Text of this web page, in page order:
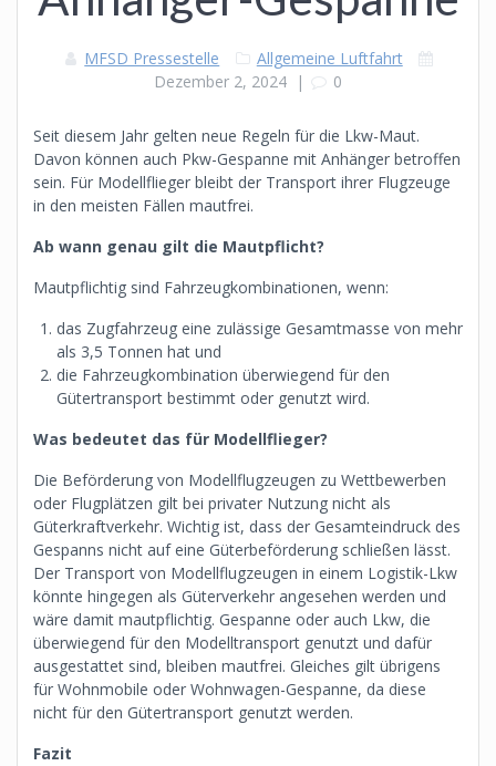
MFSD Pressestelle
Allgemeine Luftfahrt
Dezember 2, 2024 | 0
Seit diesem Jahr gelten neue Regeln für die Lkw-Maut.
Davon können auch Pkw-Gespanne mit Anhänger betroffen
sein. Für Modellflieger bleibt der Transport ihrer Flugzeuge
in den meisten Fällen mautfrei.
Ab wann genau gilt die Mautpflicht?
Mautpflichtig sind Fahrzeugkombinationen, wenn:
das Zugfahrzeug eine zulässige Gesamtmasse von mehr
als 3,5 Tonnen hat und
die Fahrzeugkombination überwiegend für den
Gütertransport bestimmt oder genutzt wird.
Was bedeutet das für Modellflieger?
Die Beförderung von Modellflugzeugen zu Wettbewerben
oder Flugplätzen gilt bei privater Nutzung nicht als
Güterkraftverkehr. Wichtig ist, dass der Gesamteindruck des
Gespanns nicht auf eine Güterbeförderung schließen lässt.
Der Transport von Modellflugzeugen in einem Logistik-Lkw
könnte hingegen als Güterverkehr angesehen werden und
wäre damit mautpflichtig. Gespanne oder auch Lkw, die
überwiegend für den Modelltransport genutzt und dafür
ausgestattet sind, bleiben mautfrei. Gleiches gilt übrigens
für Wohnmobile oder Wohnwagen-Gespanne, da diese
nicht für den Gütertransport genutzt werden.
Fazit